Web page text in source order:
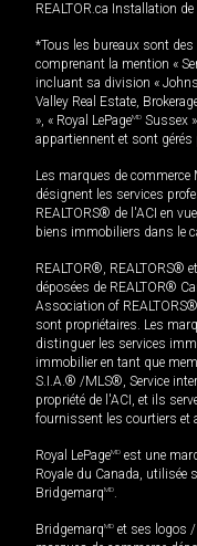
REALTOR.ca Installation
*Tous les bureaux sont
comprenant la mention «
incluant sa division «
Valley Real Estate,
», « Royal LePageMD Sussex
appartiennent et sont gérés
Les marques de
désignent les services
REALTORS® de l'ACI en
biens immobiliers dans le
REALTOR®, REALTORS®
déposées de REALTOR®
Association of
sont propriétaires. Les
distinguer les services
immobilier en tant que
S.I.A.® /MLS®, Service
propriété de l'ACI, et ils
fournissent les courtiers et
Royal LePageMD est une
Royale du Canada, utilisée
BridgemarqMD.
BridgemarqMD et ses logos